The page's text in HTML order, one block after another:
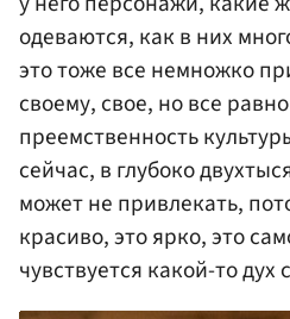
одеваются, как в них
это тоже все немножко
своему, свое, но все
преемственность
сейчас, в глубоко
может не привлекать,
красиво, это ярко, это
чувствуется какой-то дух